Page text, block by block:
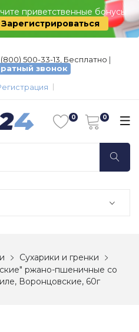
приветственные бонусы
Зарегистрироваться
(800) 500-33-13, Бесплатно |
звонок
Сухарики и гренки
ржано-пшеничные со
Воронцовские, 60г